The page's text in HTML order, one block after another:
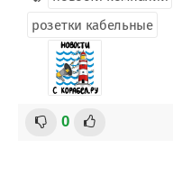
розетки кабельные
0